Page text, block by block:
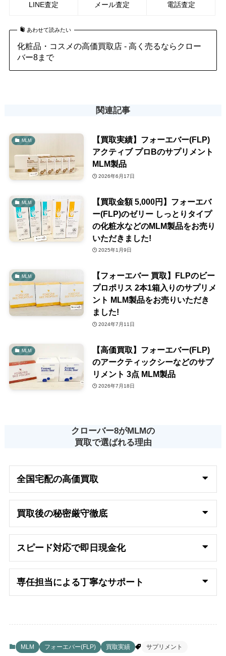
LINE査定 メール査定 電話査定
あわせて読みたい
化粧品・コスメの高価買取店 - 高く売るならクロー
バー8まで
関連記事
MLM
【買取実績】フォーエバー(FLP)
アクティブ プロBのサプリメント
MLM製品
2026年6月17日
MLM
【買取金額 5,000円】フォーエバ
ー(FLP)のゼリー しっとりタイプ
の化粧水などのMLM製品をお売り
いただきました!
2025年1月9日
MLM
【フォーエバー 買取】FLPのビー
プロポリス 2本1箱入りのサプリメ
ント MLM製品をお売りいただき
ました!
2024年7月11日
MLM
【高価買取】フォーエバー(FLP)
のアークティックシーなどのサプ
リメント 3点 MLM製品
2026年7月18日
クローバー8がMLMの
買取で選ばれる理由
全国宅配の高価買取
買取後の秘密厳守徹底
スピード対応で即日 現金化
専任担当による丁寧なサポート
MLM フォーエバー(FLP) 買取実績 サプリメント